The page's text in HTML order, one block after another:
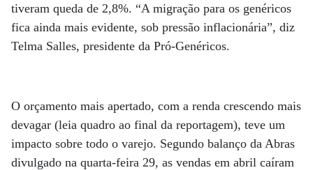
tiveram queda de 2,8%. “A migração para os genéricos
fica ainda mais evidente, sob pressão inflacionária”, diz
Telma Salles, presidente da Pró-Genéricos.
O orçamento mais apertado, com a renda crescendo mais
devagar (leia quadro ao final da reportagem), teve um
impacto sobre todo o varejo. Segundo balanço da Abras
divulgado na quarta-feira 29, as vendas em abril caíram